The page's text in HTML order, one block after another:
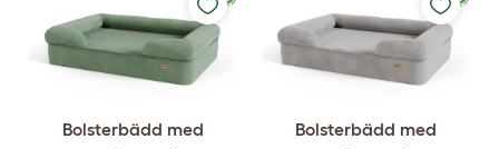
Bolsterbädd med
Bolsterbädd med